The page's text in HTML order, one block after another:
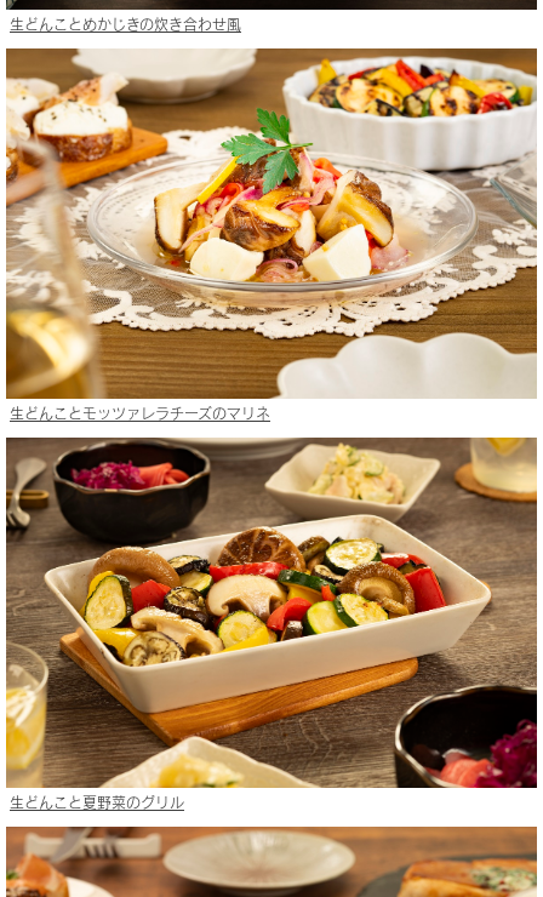
生どんことめかじきの炊き合わせ風
生どんことモッツァレラチーズのマリネ
生どんこと夏野菜のグリル